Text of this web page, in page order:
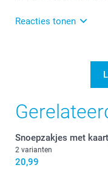
Reacties tonen
Bedankt voor
Snoepzakjes met
2 varianten
20,99